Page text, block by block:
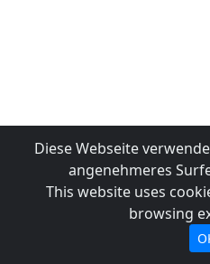
Diese Webseite
angenehmeres
This website uses
browsing